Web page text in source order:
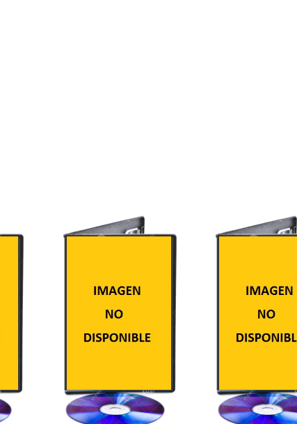
de Guerras médicas (500-479
Temistocles lucha por
conseguir la unidad de las
polis griegas. Él dirige las
tropas griegas que se
Un corresponsal de
norteamericano, el
nativo georgiano
envueltos en el
cruzado durante el
bélico entre